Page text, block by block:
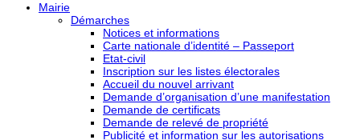
Mairie
Démarches
Notices et informations
Carte nationale d’identité – Passeport
Etat-civil
Inscription sur les listes électorales
Accueil du nouvel arrivant
Demande d’organisation d’une manifestation
Demande de certificats
Demande de relevé de propriété
Publicité et information sur les autorisations